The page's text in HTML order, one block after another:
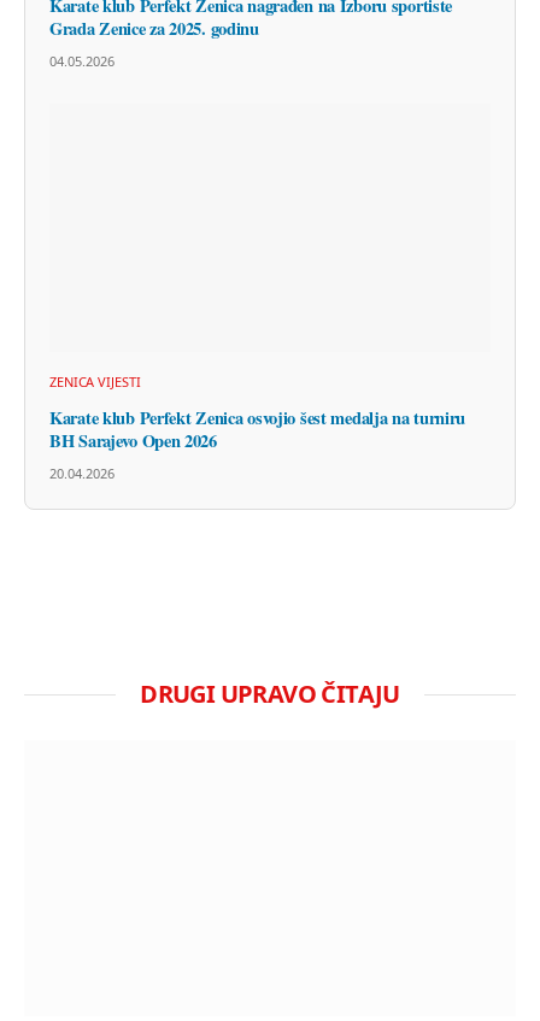
Karate klub Perfekt Zenica nagrađen na Izboru sportiste
Grada Zenice za 2025. godinu
04.05.2026
ZENICA VIJESTI
Karate klub Perfekt Zenica osvojio šest medalja na turniru
BH Sarajevo Open 2026
20.04.2026
DRUGI UPRAVO ČITAJU